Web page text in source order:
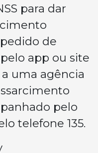
para dar
de
app ou site
uma agência
pelo
telefone 135.